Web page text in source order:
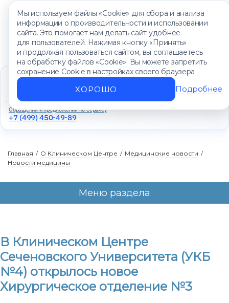
Мы используем файлы «Cookie» для сбора и анализа
информации о производительности и использовании
сайта. Это помогает нам делать сайт удобнее
для пользователей. Нажимая кнопку «Принять»
и продолжая пользоваться сайтом, вы соглашаетесь
на обработку файлов «Cookie». Вы можете запретить
сохранение Cookie в настройках своего браузера
ХОРОШО Подробнее
Единый контакт-центр
+7 (499) 450-88-89
Ежедневно с 8:00 до 20:00
Обращения и предложения по сервису
+7 (499) 450-49-89
Главная / О Клиническом Центре / Медицинские новости /
Новости медицины
В Клиническом Центре
Сеченовского Университета (УКБ
№4) открылось новое
Хирургическое отделение №3
Меню раздела